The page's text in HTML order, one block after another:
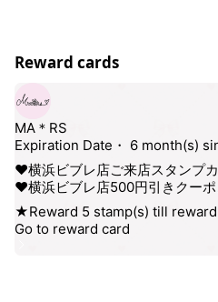
Reward cards